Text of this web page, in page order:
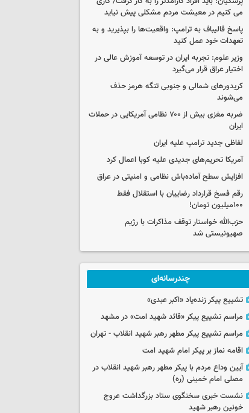
می کنیم در معیشت مردم مشکلی پیش نیاید
پاسخ قالیباف به ترامپ: واقعیت‌ها را بپذیرید و به
تعهدات خود عمل کنید
وزیر علوم: تجربه ایران در توسعه آموزش عالی در
اختیار عراق قرار می‌گیرد
کریدورهای شمالی و جنوبی تنگه هرمز حذف
می‌شوند
ضربه مغزی بیش از ۷۰۰ نظامی آمریکایی در حملات
ایران
لفاظی جدید ترامپ علیه ایران
آمریکا تحریم‌های جدیدی علیه کوبا اعمال کرد
افزایش سطح آماده‌باش نظامی و امنیتی در عراق
رقم فسخ قرارداد رضاییان با استقلال فقط
۱۰۰میلیون تومان!
حزب‌الله خواستار توقف مذاکرات با رژیم
صهیونیستی شد
چندرسانه‌ای
تشییع پیکر زنده‌یاد «اکبر عبدی»
مراسم تشییع پیکر «قائد شهید امت» در مشهد
مراسم تشییع پیکر مطهر رهبر شهید انقلاب - تهران
اقامه نماز بر پیکر امام شهید امت
آیین وداع مردم با پیکر مطهر رهبر شهید انقلاب در
مصلی امام خمینی (ره)
نشست خبری سخنگوی ستاد بزرگداشت عروج
خونین رهبر شهید